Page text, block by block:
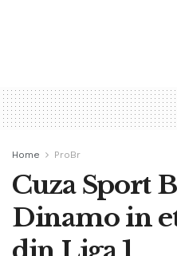
Home ProBr
Cuza Sport
Dinamo in